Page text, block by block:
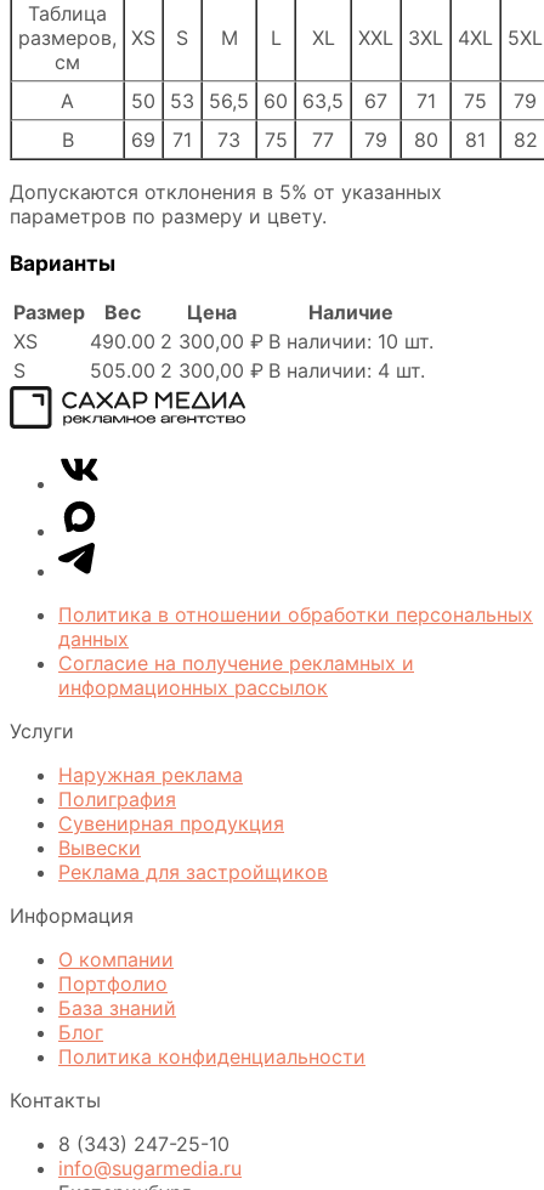
Таблица
размеров,
см
XS S M L XL XXL 3XL 4XL 5XL
A 50 53 56,5 60 63,5 67 71 75
79
B
69 71 73 75 77 79 80 81 82
Допускаются отклонения в 5% от указанных
параметров по размеру и цвету.
Варианты
Размер Вес Цена
Наличие
XS
490.00 2 300,00 ₽ В наличии: 10 шт.
S
505.00 2 300,00 ₽ В наличии: 4 шт.
МедиаVK
Telegram
MAX
Политика в отношении обработки персональных
данных
Согласие на получение рекламных и
информационных рассылок
Услуги
Наружная реклама
Полиграфия
Сувенирная продукция
Вывески
Реклама для застройщиков
Информация
О компании
Портфолио
База знаний
Блог
Политика конфиденциальности
Контакты
8 (343) 247-25-10
info@sugarmedia.ru